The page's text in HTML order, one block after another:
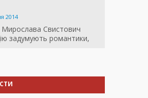
2014
Мирослава Свистович
задумують романтики,